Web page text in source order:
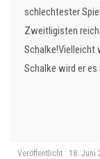
schlechtester
Zweitligisten
Schalke!Vielleicht
Schalke wird er es
Veröffentlicht : 18. Juni